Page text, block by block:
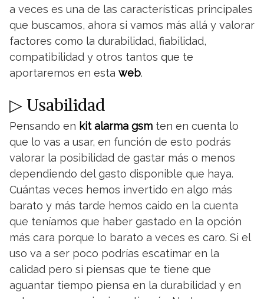
a veces es una de las características principales
que buscamos, ahora si vamos más allá y valorar
factores como la durabilidad, fiabilidad,
compatibilidad y otros tantos que te
aportaremos en esta web.
▷ Usabilidad
Pensando en kit alarma gsm ten en cuenta lo
que lo vas a usar, en función de esto podrás
valorar la posibilidad de gastar más o menos
dependiendo del gasto disponible que haya.
Cuántas veces hemos invertido en algo más
barato y más tarde hemos caido en la cuenta
que teníamos que haber gastado en la opción
más cara porque lo barato a veces es caro. Si el
uso va a ser poco podrías escatimar en la
calidad pero si piensas que te tiene que
aguantar tiempo piensa en la durabilidad y en